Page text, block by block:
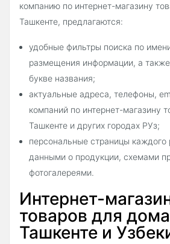
компанию по интернет-магазину
Ташкенте, предлагаются:
удобные фильтры поиска по
размещения информации, а
букве названия;
актуальные адреса, телефоны,
компаний по интернет-магазину
Ташкенте и других городах РУз;
персональные страницы каждого
данными о продукции, схемами
фотогалереями.
Интернет-
товаров для
Ташкенте и